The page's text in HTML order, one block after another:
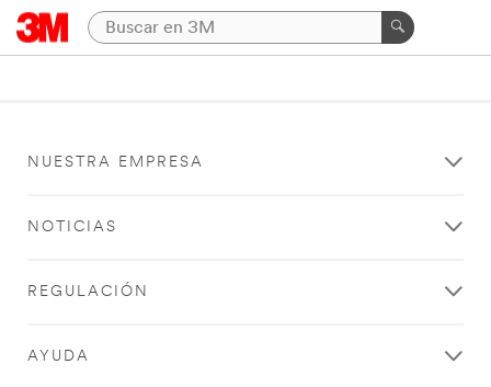
NUESTRA EMPRESA
NOTICIAS
REGULACIÓN
AYUDA